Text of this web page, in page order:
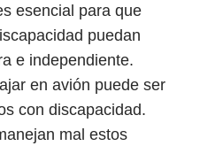
esencial para que
puedan
e independiente.
en avión puede ser
con discapacidad.
mal estos